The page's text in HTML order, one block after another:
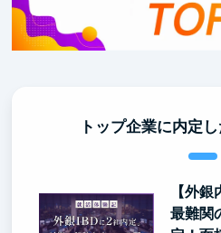
トップ企業に内定
【外銀
最難関